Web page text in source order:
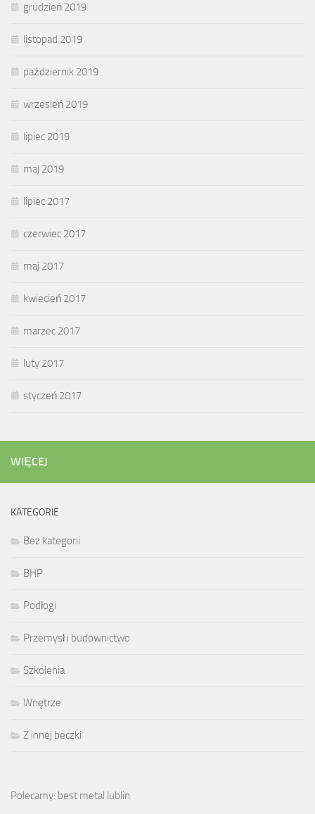
grudzień 2019
listopad 2019
październik 2019
wrzesień 2019
lipiec 2019
maj 2019
lipiec 2017
czerwiec 2017
maj 2017
kwiecień 2017
marzec 2017
luty 2017
styczeń 2017
WIĘCEJ
KATEGORIE
Bez kategorii
BHP
Podłogi
Przemysł i budownictwo
Szkolenia
Wnętrze
Z innej beczki
Polecamy: best metal lublin